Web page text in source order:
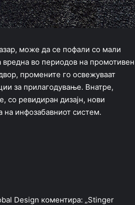
може да се пофали со мали
вредна во периодов на промотивен
промените го освежуваат
за прилагодување. Внатре,
со ревидиран дизајн, нови
инфозабавниот систем.
Design коментира: „Stinger